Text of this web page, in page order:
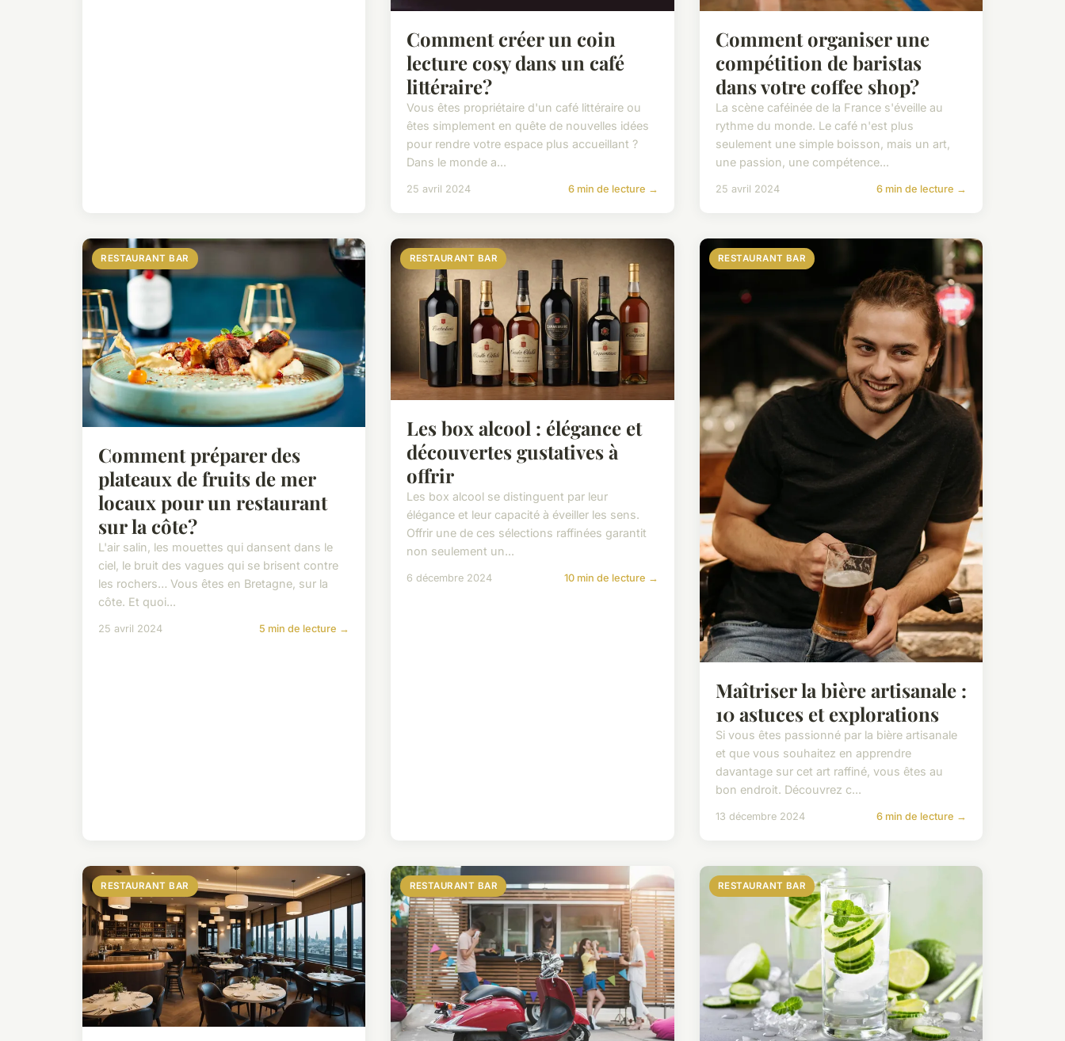
Comment créer un coin
lecture cosy dans un café
littéraire?
Vous êtes propriétaire d'un café littéraire ou
êtes simplement en quête de nouvelles idées
pour rendre votre espace plus accueillant ?
Dans le monde a...
25 avril 2024 6 min de lecture →
Comment organiser une
compétition de baristas
dans votre coffee shop?
La scène caféinée de la France s'éveille au
rythme du monde. Le café n'est plus
seulement une simple boisson, mais un art,
une passion, une compétence...
25 avril 2024 6 min de lecture →
RESTAURANT BAR
Comment préparer des
plateaux de fruits de mer
locaux pour un restaurant
sur la côte?
L'air salin, les mouettes qui dansent dans le
ciel, le bruit des vagues qui se brisent contre
les rochers… Vous êtes en Bretagne, sur la
côte. Et quoi...
25 avril 2024 5 min de lecture →
RESTAURANT BAR
Les box alcool : élégance et
découvertes gustatives à
offrir
Les box alcool se distinguent par leur
élégance et leur capacité à éveiller les sens.
Offrir une de ces sélections raffinées garantit
non seulement un...
6 décembre 2024 10 min de lecture →
RESTAURANT BAR
Maîtriser la bière artisanale :
10 astuces et explorations
Si vous êtes passionné par la bière artisanale
et que vous souhaitez en apprendre
davantage sur cet art raffiné, vous êtes au
bon endroit. Découvrez c...
13 décembre 2024 6 min de lecture →
RESTAURANT BAR RESTAURANT BAR RESTAURANT BAR